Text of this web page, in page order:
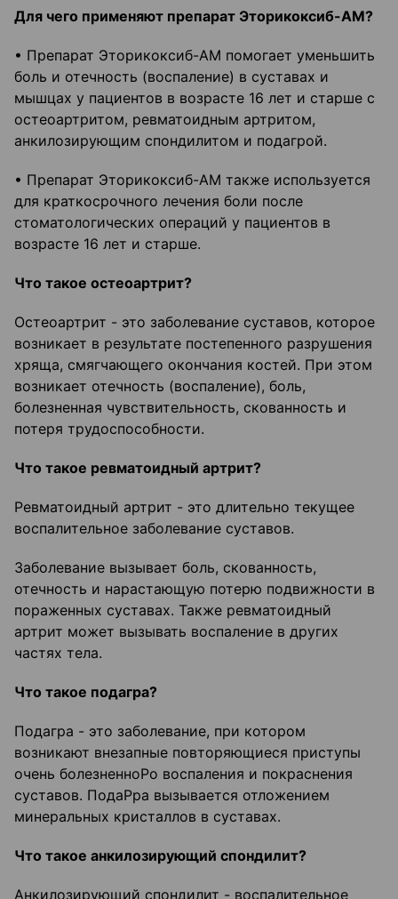
Для чего применяют препарат Эторикоксиб-АМ?
• Препарат Эторикоксиб-АМ помогает уменьшить
боль и отечность (воспаление) в суставах и
мышцах у пациентов в возрасте 16 лет и старше с
остеоартритом, ревматоидным артритом,
анкилозирующим спондилитом и подагрой.
• Препарат Эторикоксиб-АМ также используется
для краткосрочного лечения боли после
стоматологических операций у пациентов в
возрасте 16 лет и старше.
Что такое остеоартрит?
Остеоартрит - это заболевание суставов, которое
возникает в результате постепенного разрушения
хряща, смягчающего окончания костей. При этом
возникает отечность (воспаление), боль,
болезненная чувствительность, скованность и
потеря трудоспособности.
Что такое ревматоидный артрит?
Ревматоидный артрит - это длительно текущее
воспалительное заболевание суставов.
Заболевание вызывает боль, скованность,
отечность и нарастающую потерю подвижности в
пораженных суставах. Также ревматоидный
артрит может вызывать воспаление в других
частях тела.
Что такое подагра?
Подагра - это заболевание, при котором
возникают внезапные повторяющиеся приступы
очень болезненноРо воспаления и покраснения
суставов. ПодаРра вызывается отложением
минеральных кристаллов в суставах.
Что такое анкилозирующий спондилит?
Анкилозирующий спондилит - воспалительное